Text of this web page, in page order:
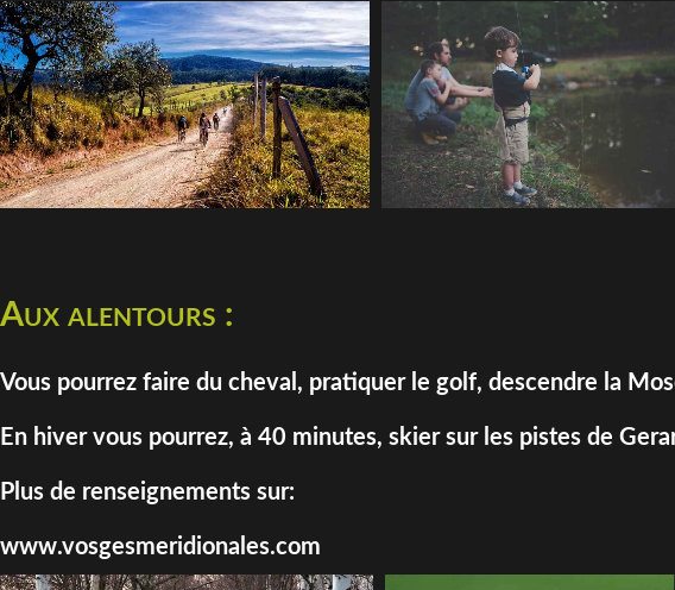
Aux alentours :
Vous pourrez faire du cheval, pratiquer le golf, descendre la
En hiver vous pourrez, à 40 minutes, skier sur les pistes de
Plus de renseignements sur:
www.vosgesmeridionales.com